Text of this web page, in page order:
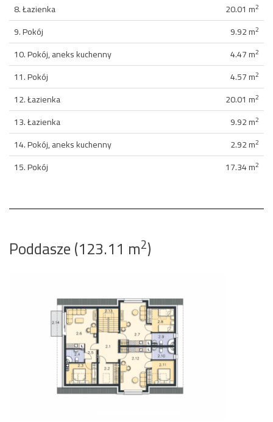
8. Łazienka 20.01 m2
9. Pokój 9.92 m2
10. Pokój, aneks kuchenny 4.47 m2
11. Pokój 4.57 m2
12. Łazienka 20.01 m2
13. Łazienka 9.92 m2
14. Pokój, aneks kuchenny 2.92 m2
15. Pokój 17.34 m2
Poddasze (123.11 m2)